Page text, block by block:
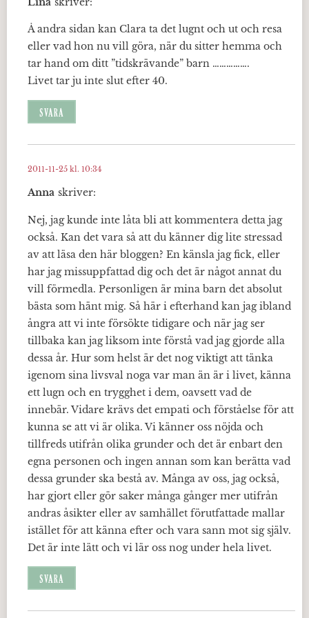
Å andra sidan kan Clara ta det lugnt och ut och resa
eller vad hon nu vill göra, när du sitter hemma och
tar hand om ditt ”tidskrävande” barn …………….
Livet tar ju inte slut efter 40.
SVARA
Anna skriver:
2011-11-25 kl. 10:34
Nej, jag kunde inte låta bli att kommentera detta jag
också. Kan det vara så att du känner dig lite stressad
av att läsa den här bloggen? En känsla jag fick, eller
har jag missuppfattad dig och det är något annat du
vill förmedla. Personligen är mina barn det absolut
bästa som hänt mig. Så här i efterhand kan jag ibland
ångra att vi inte försökte tidigare och när jag ser
tillbaka kan jag liksom inte förstå vad jag gjorde alla
dessa år. Hur som helst är det nog viktigt att tänka
igenom sina livsval noga var man än är i livet, känna
ett lugn och en trygghet i dem, oavsett vad de
innebär. Vidare krävs det empati och förståelse för att
kunna se att vi är olika. Vi känner oss nöjda och
tillfreds utifrån olika grunder och det är enbart den
egna personen och ingen annan som kan berätta vad
dessa grunder ska bestå av. Många av oss, jag också,
har gjort eller gör saker många gånger mer utifrån
andras åsikter eller av samhället förutfattade mallar
istället för att känna efter och vara sann mot sig själv.
Det är inte lätt och vi lär oss nog under hela livet.
SVARA